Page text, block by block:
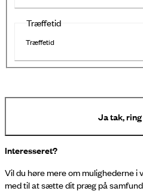
Træffetid
Træffetid
Ja tak,
Interesseret?
Vil du høre mere om mulighederne
med til at sætte dit præg på